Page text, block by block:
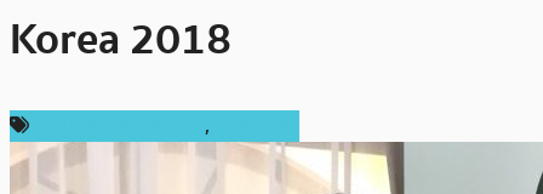
Korea 2018
,